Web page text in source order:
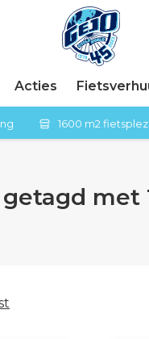
Acties
1600 m2
met